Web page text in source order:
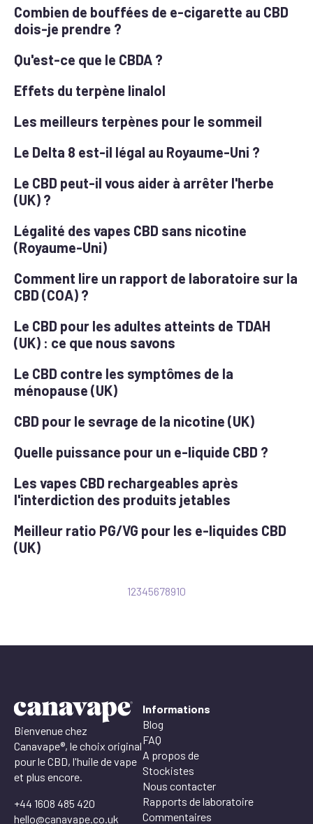
Combien de bouffées de e-cigarette au CBD
dois-je prendre ?
Qu'est-ce que le CBDA ?
Effets du terpène linalol
Les meilleurs terpènes pour le sommeil
Le Delta 8 est-il légal au Royaume-Uni ?
Le CBD peut-il vous aider à arrêter l'herbe
(UK) ?
Légalité des vapes CBD sans nicotine
(Royaume-Uni)
Comment lire un rapport de laboratoire sur la
CBD (COA) ?
Le CBD pour les adultes atteints de TDAH
(UK) : ce que nous savons
Le CBD contre les symptômes de la
ménopause (UK)
CBD pour le sevrage de la nicotine (UK)
Quelle puissance pour un e-liquide CBD ?
Les vapes CBD rechargeables après
l'interdiction des produits jetables
Meilleur ratio PG/VG pour les e-liquides CBD
(UK)
12345678910
Bienvenue chez
Canavape®, le choix original
pour le CBD, l'huile de vape
et plus encore.
+44 1608 485 420
hello@canavape.co.uk
Informations
Blog
FAQ
A propos de
Stockistes
Nous contacter
Rapports de laboratoire
Commentaires